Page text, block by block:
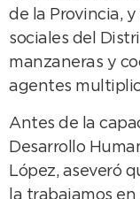
de la Provincia,
sociales del
manzaneras y
agentes
Antes de la
Desarrollo
López, aseveró
la trabajamos